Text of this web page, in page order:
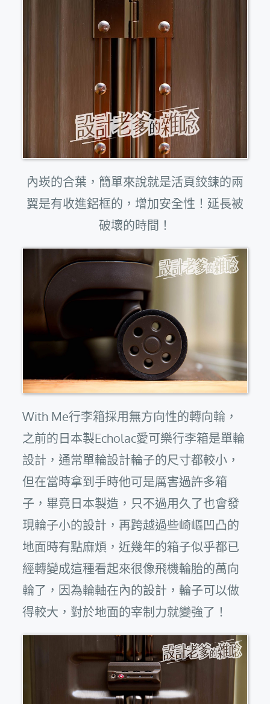
內崁的合葉，簡單來說就是活頁鉸鍊的兩
翼是有收進鋁框的，增加安全性！延長被
破壞的時間！
With Me行李箱採用無方向性的轉向輪，
之前的日本製Echolac愛可樂行李箱是單輪
設計，通常單輪設計輪子的尺寸都較小，
但在當時拿到手時他可是厲害過許多箱
子，畢竟日本製造，只不過用久了也會發
現輪子小的設計，再跨越過些崎嶇凹凸的
地面時有點麻煩，近幾年的箱子似乎都已
經轉變成這種看起來很像飛機輪胎的萬向
輪了，因為輪軸在內的設計，輪子可以做
得較大，對於地面的宰制力就變強了！